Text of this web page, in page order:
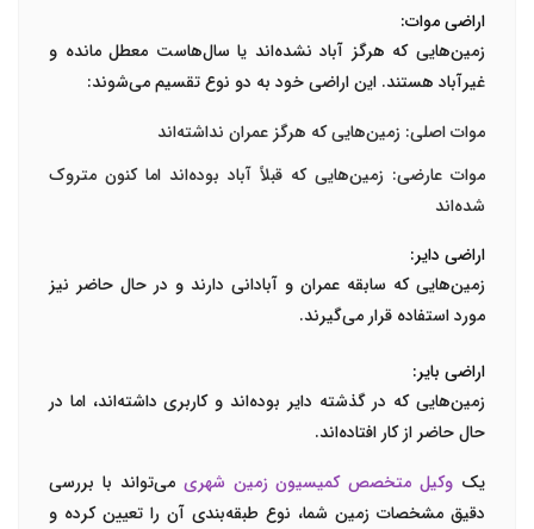
اراضی موات:
زمین‌هایی که هرگز آباد نشده‌اند یا سال‌هاست معطل مانده و
غیرآباد هستند. این اراضی خود به دو نوع تقسیم می‌شوند:
موات اصلی: زمین‌هایی که هرگز عمران نداشته‌اند
موات عارضی: زمین‌هایی که قبلاً آباد بوده‌اند اما کنون متروک
شده‌اند
اراضی دایر:
زمین‌هایی که سابقه عمران و آبادانی دارند و در حال حاضر نیز
مورد استفاده قرار می‌گیرند.
اراضی بایر:
زمین‌هایی که در گذشته دایر بوده‌اند و کاربری داشته‌اند، اما در
حال حاضر از کار افتاده‌اند.
یک وکیل متخصص کمیسیون زمین شهری می‌تواند با بررسی
دقیق مشخصات زمین شما، نوع طبقه‌بندی آن را تعیین کرده و